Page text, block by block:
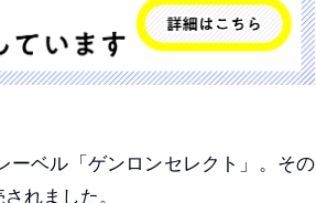
ベル「ゲンロンセレクト」。その
れました。